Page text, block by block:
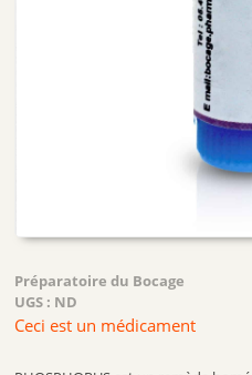
Préparatoire du Bocage
UGS : ND
Ceci est un médicament